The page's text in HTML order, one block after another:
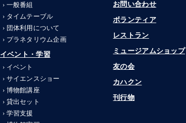
一般番組
タイムテーブル
団体利用について
プラネタリウム企画
イベント・学習
イベント
サイエンスショー
博物館講座
貸出セット
学習支援
お問い合わせ
ボランティア
レストラン
ミュージアムショップ
友の会
カハクン
刊行物